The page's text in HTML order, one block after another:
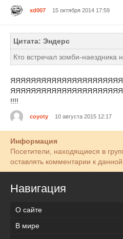
xd007 15 октября 2014 17:59
Цитата: Эндерс
Кто встречал зомби-наездника
!!!!
coyoty 10 августа 2015 12:17
Информация
Посетители, находящиеся в
оставлять комментарии к данной
Навигация
О сайте
В мире